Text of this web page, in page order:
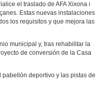
el traslado de AFA Xixona i
Estas nuevas instalaciones
los requisitos y que mejora las
municipal y, tras rehabilitar la
de conversión de la Casa
deportivo y las pistas de